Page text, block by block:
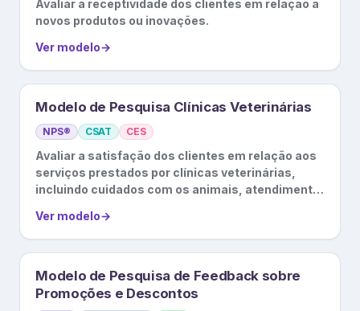
Avaliar a receptividade dos clientes em relação a
novos produtos ou inovações.
Ver modelo→
Modelo de Pesquisa Clínicas Veterinárias
NPS® CSAT CES
Avaliar a satisfação dos clientes em relação aos
serviços prestados por clínicas veterinárias,
incluindo cuidados com os animais, atendimento
Ver modelo→
Modelo de Pesquisa de Feedback sobre
Promoções e Descontos